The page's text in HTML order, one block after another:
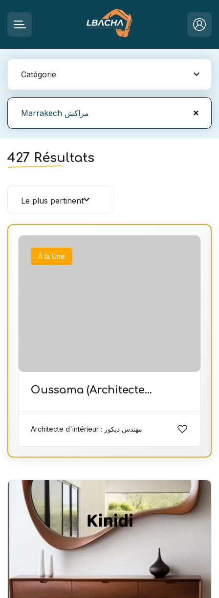
Catégorie
Marrakech مراكش
427 Résultats
Le plus pertinent
À la Une
Oussama (Architecte
Architecte d'intérieur : مهندس ديكور